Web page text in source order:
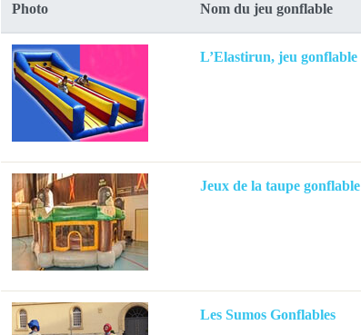
Photo Nom du jeu gonflable
L’Elastirun, jeu gonflable
Jeux de la taupe gonflable
Les Sumos Gonflables